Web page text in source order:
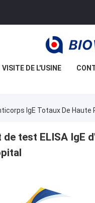
VISITE DE L'USINE
IgE Totaux De
de test ELISA IgE